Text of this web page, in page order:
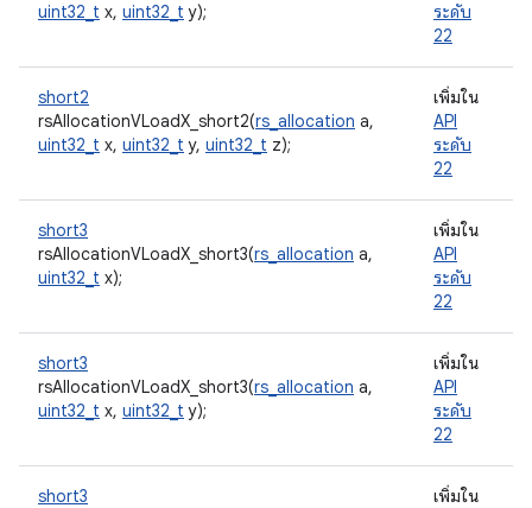
uint32_t x, uint32_t y);
ระดับ
22
short2
rsAllocationVLoadX_short2(rs_allocation a,
uint32_t x, uint32_t y, uint32_t z);
เพิ่มใน
API
ระดับ
22
short3
rsAllocationVLoadX_short3(rs_allocation a,
uint32_t x);
เพิ่มใน
API
ระดับ
22
short3
rsAllocationVLoadX_short3(rs_allocation a,
uint32_t x, uint32_t y);
เพิ่มใน
API
ระดับ
22
short3
เพิ่มใน